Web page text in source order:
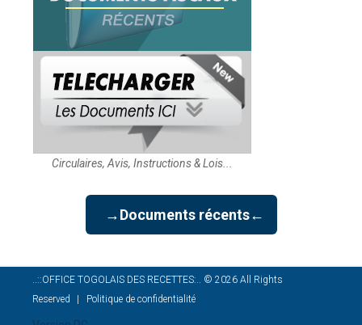
Circulaires, Avis, Instructions & Lois...
→Documents récents←
..::OFFICE TOGOLAIS DES RECETTES:.. © 2026 All Rights
Reserved
Politique de confidentialité